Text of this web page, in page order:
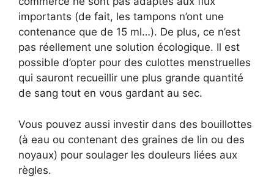
importants (de fait, les tampons n’ont une
contenance que de 15 ml…). De plus, ce n’est
pas réellement une solution écologique. Il est
possible d’opter pour des culottes menstruelles
qui sauront recueillir une plus grande quantité
de sang tout en vous gardant au sec.
Vous pouvez aussi investir dans des bouillottes
(à eau ou contenant des graines de lin ou des
noyaux) pour soulager les douleurs liées aux
règles.